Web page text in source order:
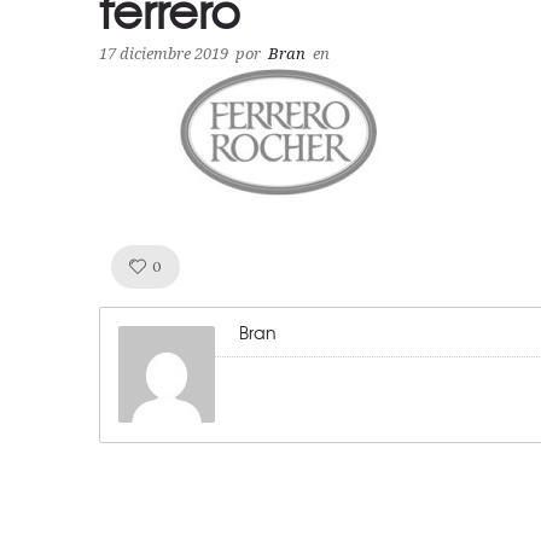
17 diciembre 2019 por Bran en
0
Bran